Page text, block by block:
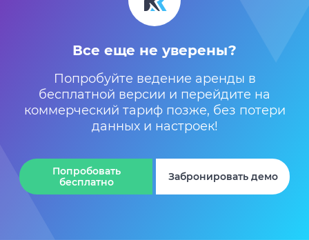
Все еще не уверены?
Попробуйте ведение аренды в
бесплатной версии и перейдите на
коммерческий тариф позже, без потери
данных и настроек!
Попробовать
бесплатно
Забронировать демо